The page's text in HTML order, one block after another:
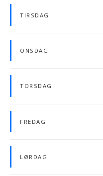
TIRSDAG
ONSDAG
TORSDAG
FREDAG
LØRDAG